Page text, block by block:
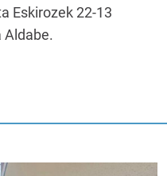
Eskirozek 22-13
Aldabe.